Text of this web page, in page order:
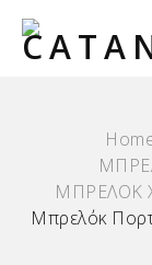
ΜΠΡΕΛΟΚ
Μπρελόκ